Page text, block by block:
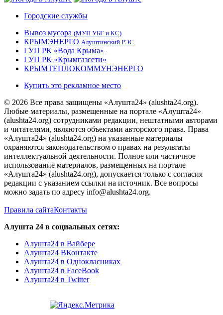
Городские службы
Вывоз мусора (МУП УБГ и КС)
КРЫМЭНЕРГО Алуштинский РЭС
ГУП РК «Вода Крыма»
ГУП РК «Крымгазсети»
КРЫМТЕПЛОКОММУНЭНЕРГО
Купить это рекламное место
© 2026 Все права защищены «Алушта24» (alushta24.org).
Любые материалы, размещенные на портале «Алушта24»
(alushta24.org) сотрудниками редакции, нештатными авторами
и читателями, являются объектами авторского права. Права
«Алушта24» (alushta24.org) на указанные материалы
охраняются законодательством о правах на результаты
интеллектуальной деятельности. Полное или частичное
использование материалов, размещенных на портале
«Алушта24» (alushta24.org), допускается только с согласия
редакции с указанием ссылки на источник. Все вопросы
можно задать по адресу info@alushta24.org.
Правила сайтаКонтакты
Алушта 24 в социальных сетях:
Алушта24 в Вайбере
Алушта24 ВКонтакте
Алушта24 в Однокласниках
Алушта24 в FaceBook
Алушта24 в Twitter